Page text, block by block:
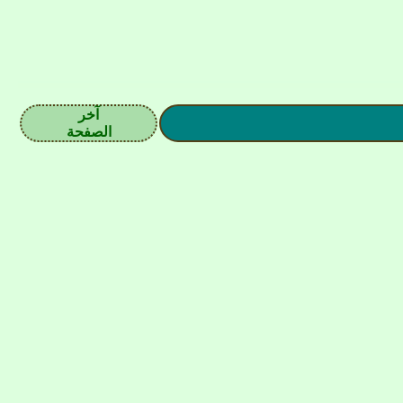
آخر
الصفحة